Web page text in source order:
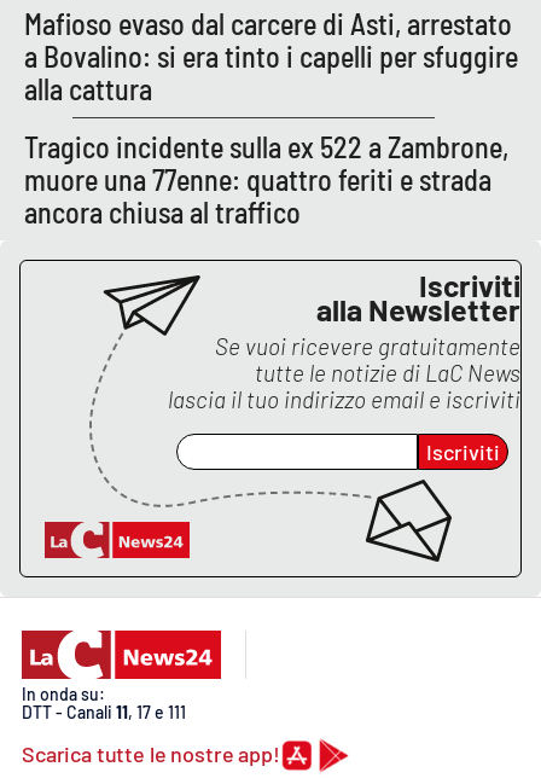
Mafioso evaso dal carcere di Asti, arrestato
a Bovalino: si era tinto i capelli per sfuggire
alla cattura
Tragico incidente sulla ex 522 a Zambrone,
muore una 77enne: quattro feriti e strada
ancora chiusa al traffico
Iscriviti
alla Newsletter
Se vuoi ricevere gratuitamente
tutte le notizie di LaC News
lascia il tuo indirizzo email e iscriviti
Iscriviti
In onda su:
DTT - Canali 11, 17 e 111
Scarica tutte le nostre app!